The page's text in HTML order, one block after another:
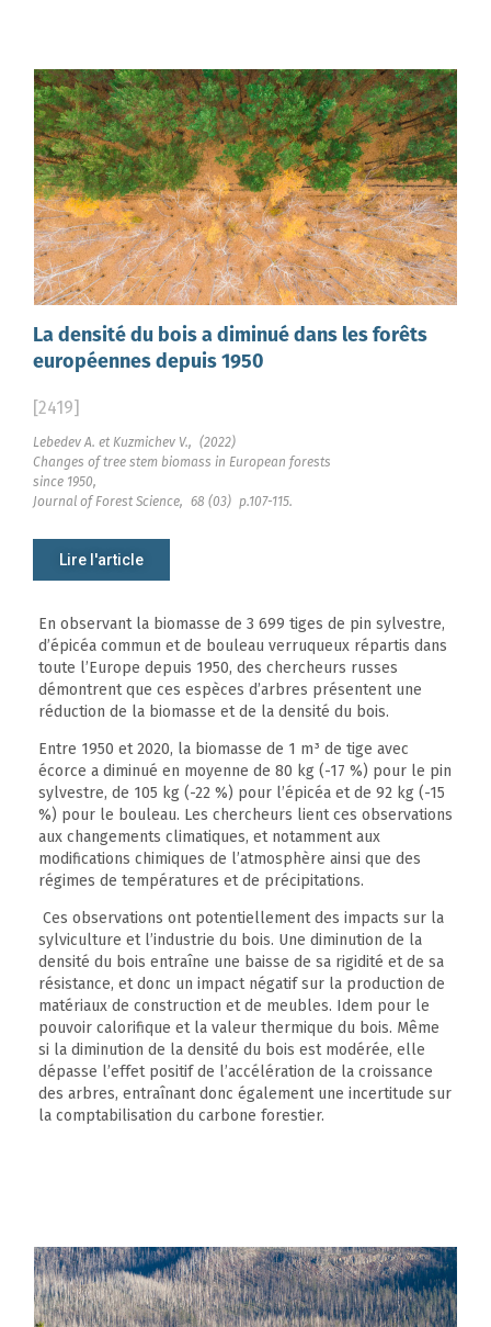
La densité du bois a diminué dans les forêts
européennes depuis 1950
[2419]
Lebedev A. et Kuzmichev V., (2022)
Changes of tree stem biomass in European forests
since 1950,
Journal of Forest Science, 68 (03) p.107-115.
Lire l'article
En observant la biomasse de 3 699 tiges de pin sylvestre,
d’épicéa commun et de bouleau verruqueux répartis dans
toute l’Europe depuis 1950, des chercheurs russes
démontrent que ces espèces d’arbres présentent une
réduction de la biomasse et de la densité du bois.
Entre 1950 et 2020, la biomasse de 1 m³ de tige avec
écorce a diminué en moyenne de 80 kg (-17 %) pour le pin
sylvestre, de 105 kg (-22 %) pour l’épicéa et de 92 kg (-15
%) pour le bouleau. Les chercheurs lient ces observations
aux changements climatiques, et notamment aux
modifications chimiques de l’atmosphère ainsi que des
régimes de températures et de précipitations.
Ces observations ont potentiellement des impacts sur la
sylviculture et l’industrie du bois. Une diminution de la
densité du bois entraîne une baisse de sa rigidité et de sa
résistance, et donc un impact négatif sur la production de
matériaux de construction et de meubles. Idem pour le
pouvoir calorifique et la valeur thermique du bois. Même
si la diminution de la densité du bois est modérée, elle
dépasse l’effet positif de l’accélération de la croissance
des arbres, entraînant donc également une incertitude sur
la comptabilisation du carbone forestier.